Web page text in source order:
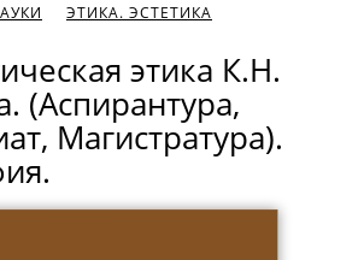
ЭТИКА. ЭСТЕТИКА
этика К.Н.
(Аспирантура,
Магистратура).